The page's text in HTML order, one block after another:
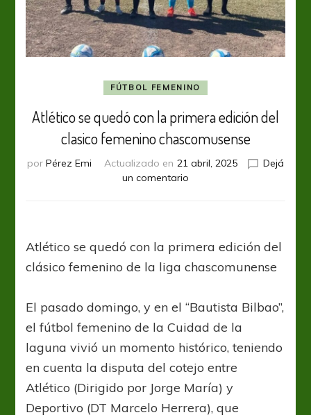
FÚTBOL FEMENINO
Atlético se quedó con la primera edición del
clasico femenino chascomusense
por Pérez Emi Actualizado en 21 abril, 2025
Dejá
un comentario
la
primera
clasico
femenino
Atlético se quedó con la primera edición del
clásico femenino de la liga chascomunense
El pasado domingo, y en el “Bautista Bilbao”,
el fútbol femenino de la Cuidad de la
laguna vivió un momento histórico, teniendo
en cuenta la disputa del cotejo entre
Atlético (Dirigido por Jorge María) y
Deportivo (DT Marcelo Herrera), que